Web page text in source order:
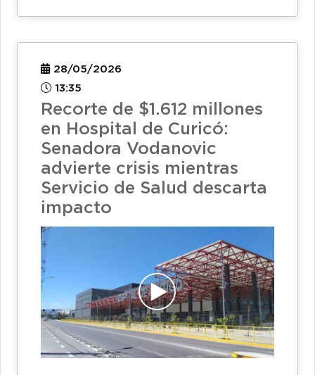
28/05/2026
13:35
Recorte de $1.612 millones
en Hospital de Curicó:
Senadora Vodanovic
advierte crisis mientras
Servicio de Salud descarta
impacto